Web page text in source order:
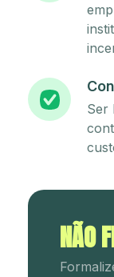
Ser
NÃO